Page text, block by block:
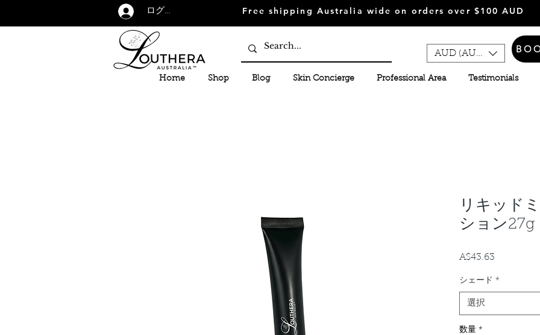
ログイン Free shipping Australia wide on orders over $100 AUD
Home Shop Blog Skin Concierge Professional Area Testimonials
AUD (AU$)
リキッド
ション27g
A$43.63
シェード *
選択
数量 *